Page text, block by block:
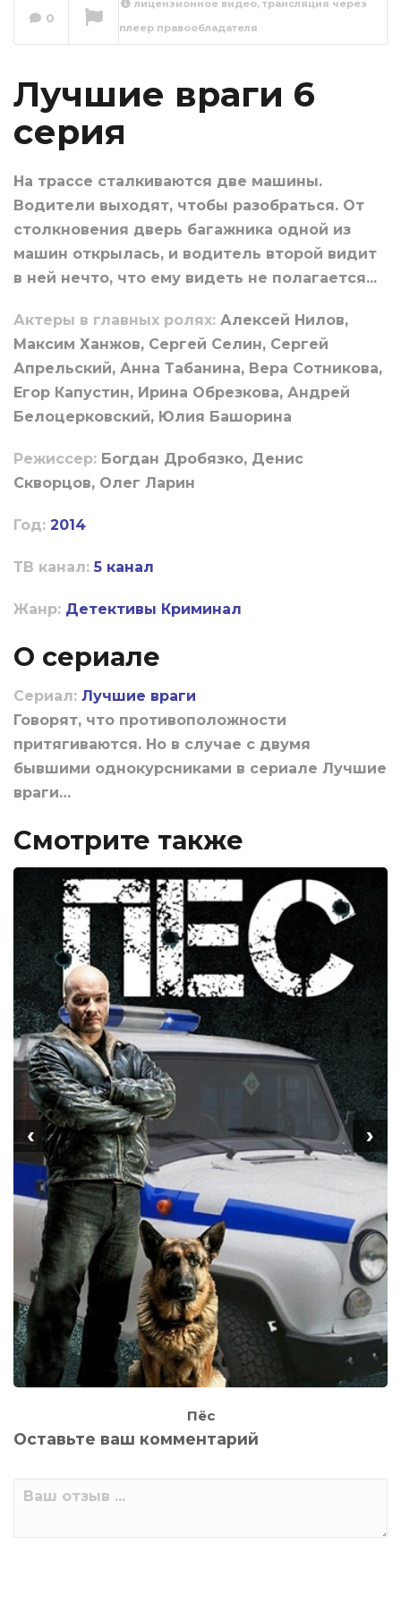
Лучшие враги 7
0
лицензионное видео, трансляция через
плеер правообладателя
Лучшие враги 6
серия
На трассе сталкиваются две машины.
Водители выходят, чтобы разобраться. От
столкновения дверь багажника одной из
машин открылась, и водитель второй видит
в ней нечто, что ему видеть не полагается...
Актеры в главных ролях: Алексей Нилов,
Максим Ханжов, Сергей Селин, Сергей
Апрельский, Анна Табанина, Вера Сотникова,
Егор Капустин, Ирина Обрезкова, Андрей
Белоцерковский, Юлия Башорина
Режиссер: Богдан Дробязко, Денис
Скворцов, Олег Ларин
Год: 2014
ТВ канал: 5 канал
Жанр: Детективы Криминал
О сериале
Сериал: Лучшие враги
Говорят, что противоположности
притягиваются. Но в случае с двумя
бывшими однокурсниками в сериале Лучшие
враги…
Смотрите также
Пёс
‹ ›
Оставьте ваш комментарий